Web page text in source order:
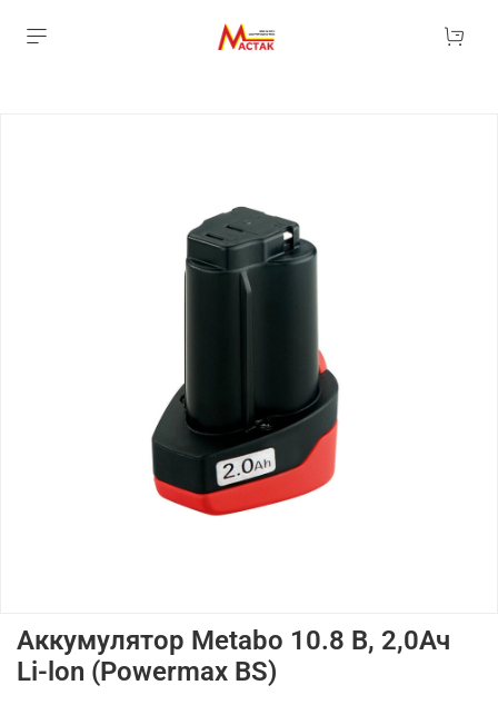
Аккумулятор Metabo 10.8 В, 2,0Ач
Li-lon (Powermax BS)